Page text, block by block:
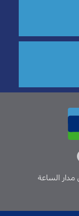
مدار الساعة